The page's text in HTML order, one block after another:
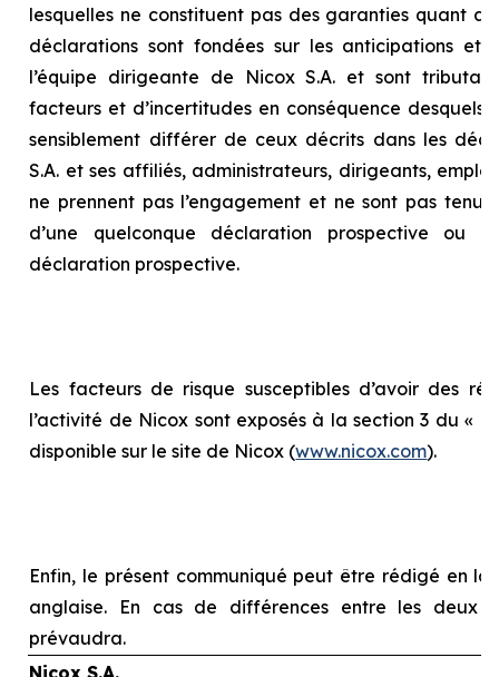
lesquelles ne constituent pas des garanties quant
déclarations sont fondées sur les anticipations et
l’équipe dirigeante de Nicox S.A. et sont
facteurs et d’incertitudes en conséquence desquels
sensiblement différer de ceux décrits dans les
S.A. et ses affiliés, administrateurs, dirigeants,
ne prennent pas l’engagement et ne sont pas
d’une quelconque déclaration prospective ou
déclaration prospective.
Les facteurs de risque susceptibles d’avoir des
l’activité de Nicox sont exposés à la section 3 du «
disponible sur le site de Nicox (www.nicox.com).
Enfin, le présent communiqué peut être rédigé en
anglaise. En cas de différences entre les deux
prévaudra.
Nicox S.A.